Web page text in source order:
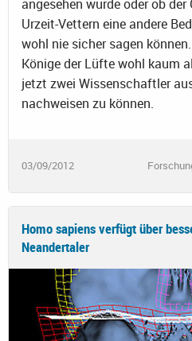
angesehen wurde oder ob
Urzeit-Vettern eine andere
wohl nie sicher sagen
Könige der Lüfte wohl kaum
jetzt zwei Wissenschaftler
nachweisen zu können.
03/09/2012
Homo sapiens verfügt über
Neandertaler